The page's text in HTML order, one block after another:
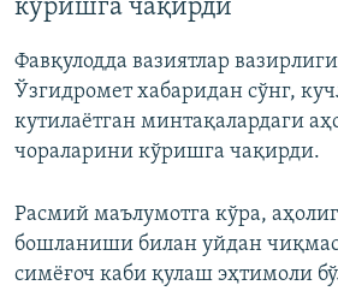
кўришга чақирди
Фавқулодда вазиятлар
Ўзгидромет хабаридан сўнг,
кутилаётган минтақалардаги
чораларини кўришга чақирди.
Расмий маълумотга кўра,
бошланиши билан уйдан
симёғоч каби қулаш эҳтимоли